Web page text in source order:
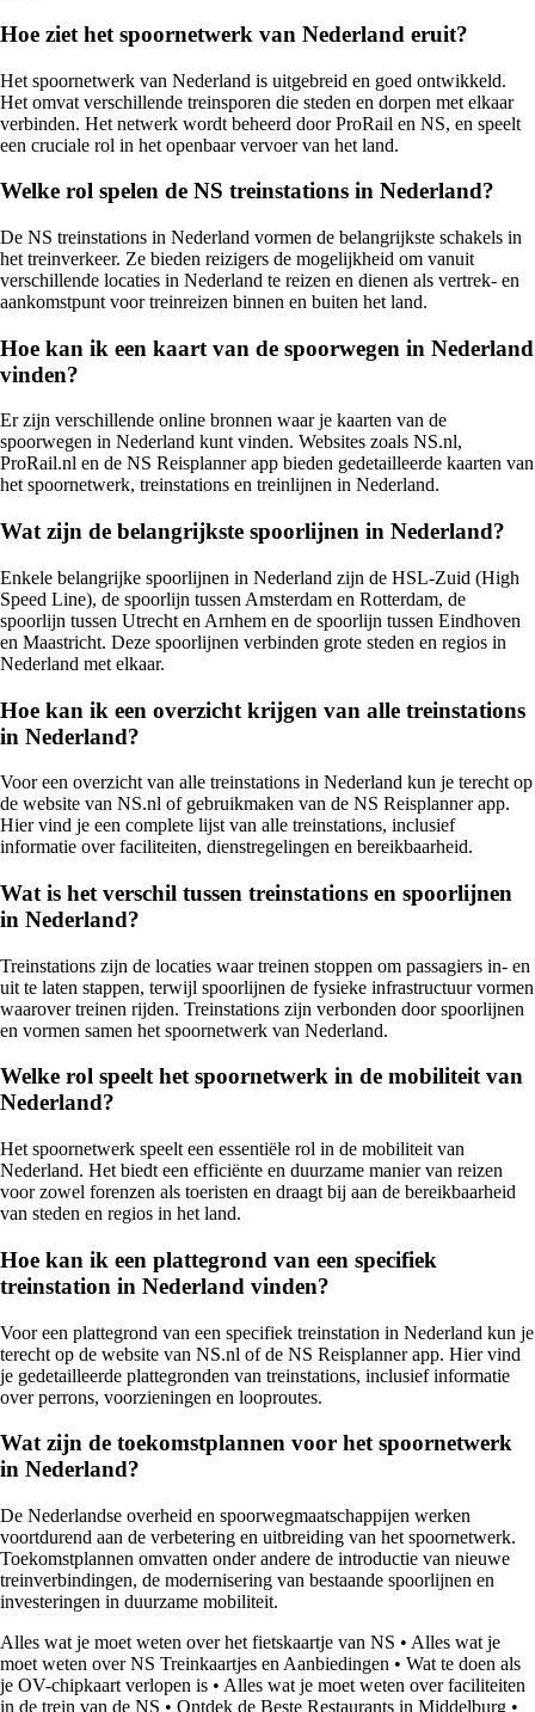
Hoe ziet het spoornetwerk van Nederland eruit?
Het spoornetwerk van Nederland is uitgebreid en goed ontwikkeld.
Het omvat verschillende treinsporen die steden en dorpen met elkaar
verbinden. Het netwerk wordt beheerd door ProRail en NS, en speelt
een cruciale rol in het openbaar vervoer van het land.
Welke rol spelen de NS treinstations in Nederland?
De NS treinstations in Nederland vormen de belangrijkste schakels in
het treinverkeer. Ze bieden reizigers de mogelijkheid om vanuit
verschillende locaties in Nederland te reizen en dienen als vertrek- en
aankomstpunt voor treinreizen binnen en buiten het land.
Hoe kan ik een kaart van de spoorwegen in Nederland
vinden?
Er zijn verschillende online bronnen waar je kaarten van de
spoorwegen in Nederland kunt vinden. Websites zoals NS.nl,
ProRail.nl en de NS Reisplanner app bieden gedetailleerde kaarten van
het spoornetwerk, treinstations en treinlijnen in Nederland.
Wat zijn de belangrijkste spoorlijnen in Nederland?
Enkele belangrijke spoorlijnen in Nederland zijn de HSL-Zuid (High
Speed Line), de spoorlijn tussen Amsterdam en Rotterdam, de
spoorlijn tussen Utrecht en Arnhem en de spoorlijn tussen Eindhoven
en Maastricht. Deze spoorlijnen verbinden grote steden en regios in
Nederland met elkaar.
Hoe kan ik een overzicht krijgen van alle treinstations
in Nederland?
Voor een overzicht van alle treinstations in Nederland kun je terecht op
de website van NS.nl of gebruikmaken van de NS Reisplanner app.
Hier vind je een complete lijst van alle treinstations, inclusief
informatie over faciliteiten, dienstregelingen en bereikbaarheid.
Wat is het verschil tussen treinstations en spoorlijnen
in Nederland?
Treinstations zijn de locaties waar treinen stoppen om passagiers in- en
uit te laten stappen, terwijl spoorlijnen de fysieke infrastructuur vormen
waarover treinen rijden. Treinstations zijn verbonden door spoorlijnen
en vormen samen het spoornetwerk van Nederland.
Welke rol speelt het spoornetwerk in de mobiliteit van
Nederland?
Het spoornetwerk speelt een essentiële rol in de mobiliteit van
Nederland. Het biedt een efficiënte en duurzame manier van reizen
voor zowel forenzen als toeristen en draagt bij aan de bereikbaarheid
van steden en regios in het land.
Hoe kan ik een plattegrond van een specifiek
treinstation in Nederland vinden?
Voor een plattegrond van een specifiek treinstation in Nederland kun je
terecht op de website van NS.nl of de NS Reisplanner app. Hier vind
je gedetailleerde plattegronden van treinstations, inclusief informatie
over perrons, voorzieningen en looproutes.
Wat zijn de toekomstplannen voor het spoornetwerk
in Nederland?
De Nederlandse overheid en spoorwegmaatschappijen werken
voortdurend aan de verbetering en uitbreiding van het spoornetwerk.
Toekomstplannen omvatten onder andere de introductie van nieuwe
treinverbindingen, de modernisering van bestaande spoorlijnen en
investeringen in duurzame mobiliteit.
Alles wat je moet weten over het fietskaartje van NS • Alles wat je
moet weten over NS Treinkaartjes en Aanbiedingen • Wat te doen als
je OV-chipkaart verlopen is • Alles wat je moet weten over faciliteiten
in de trein van de NS • Ontdek de Beste Restaurants in Middelburg •